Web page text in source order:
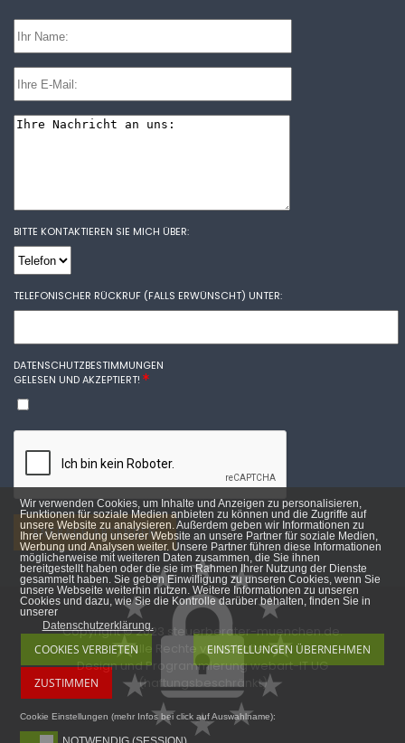
Wir verwenden Cookies, um Inhalte und Anzeigen zu personalisieren,
Funktionen für soziale Medien anbieten zu können und die Zugriffe auf
unsere Website zu analysieren. Außerdem geben wir Informationen zu
Ihrer Verwendung unserer Website an unsere Partner für soziale Medien,
Werbung und Analysen weiter. Unsere Partner führen diese Informationen
möglicherweise mit weiteren Daten zusammen, die Sie ihnen
bereitgestellt haben oder die sie im Rahmen Ihrer Nutzung der Dienste
gesammelt haben. Sie geben Einwilligung zu unseren Cookies, wenn Sie
unsere Webseite weiterhin nutzen. Weitere Informationen zu unseren
Cookies und dazu, wie Sie die Kontrolle darüber behalten, finden Sie in
unserer
Datenschutzerklärung.
COOKIES VERBIETEN EINSTELLUNGEN ÜBERNEHMEN
ZUSTIMMEN
Cookie Einstellungen (mehr Infos bei click auf Auswahlname):
BITTE KONTAKTIEREN SIE MICH ÜBER:
TELEFONISCHER RÜCKRUF (FALLS ERWÜNSCHT) UNTER:
DATENSCHUTZBESTIMMUNGEN
GELESEN UND AKZEPTIERT!
ANFRAGE ABSENDEN
Copyright © 2023 steuerberater-muenchen.de.
Alle Rechte vorbehalten.
Design und Programmierungwebart-IT UG
(haftungsbeschränkt)